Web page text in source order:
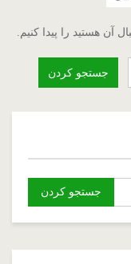
آن هستید را پیدا کنیم.